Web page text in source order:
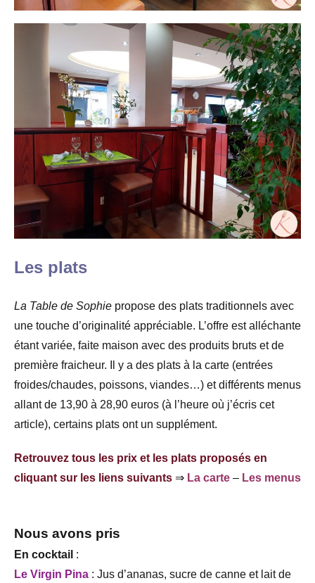
Les plats
La Table de Sophie propose des plats traditionnels avec
une touche d’originalité appréciable. L’offre est alléchante
étant variée, faite maison avec des produits bruts et de
première fraicheur. Il y a des plats à la carte (entrées
froides/chaudes, poissons, viandes…) et différents menus
allant de 13,90 à 28,90 euros (à l’heure où j’écris cet
article), certains plats ont un supplément.
Retrouvez tous les prix et les plats proposés en
cliquant sur les liens suivants ⇒ La carte – Les menus
Nous avons pris
En cocktail :
Le Virgin Pina : Jus d’ananas, sucre de canne et lait de